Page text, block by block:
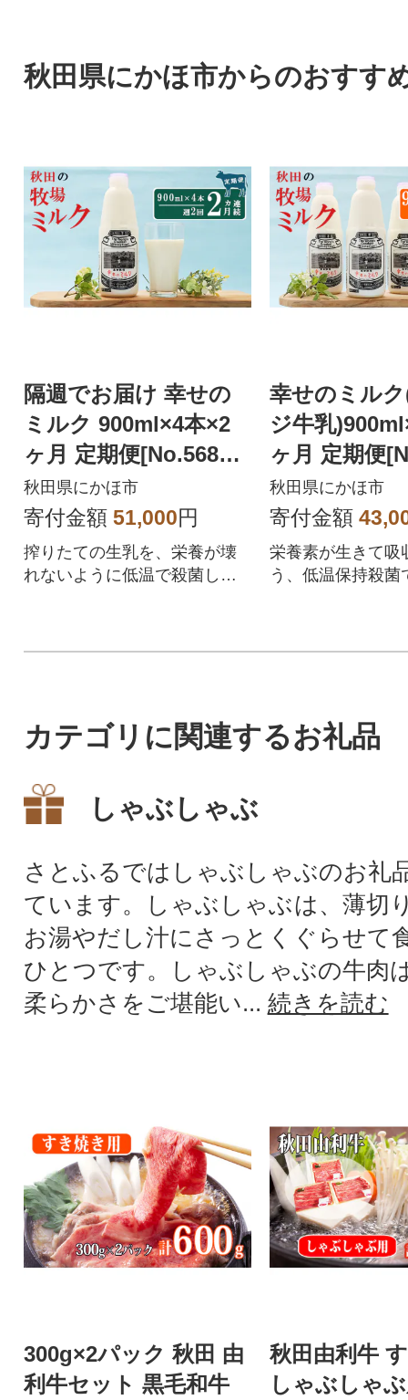
秋田県にかほ市からのおすす
隔週でお届け 幸せの
ミルク 900ml×4本×2
ヶ月 定期便[No.5685-2
595]
秋田県にかほ市
寄付金額 51,000円
搾りたての生乳を、栄養が壊
れないように低温で殺菌した
幸せのミル
ジ牛乳
ヶ月 定期便
564]
秋田県にかほ市
寄付金額
栄養素が生きて吸
う、低温保持殺菌
カテゴリに関連するお礼品
しゃぶしゃぶ
さとふるではしゃぶしゃぶのお礼
ています。しゃぶしゃぶは、薄切
お湯やだし汁にさっとくぐらせて
ひとつです。しゃぶしゃぶの牛肉
柔らかさをご堪能い... 続きを読む
300g×2パック 秋田 由
利牛セット 黒毛和牛
秋田由利牛
しゃぶしゃ